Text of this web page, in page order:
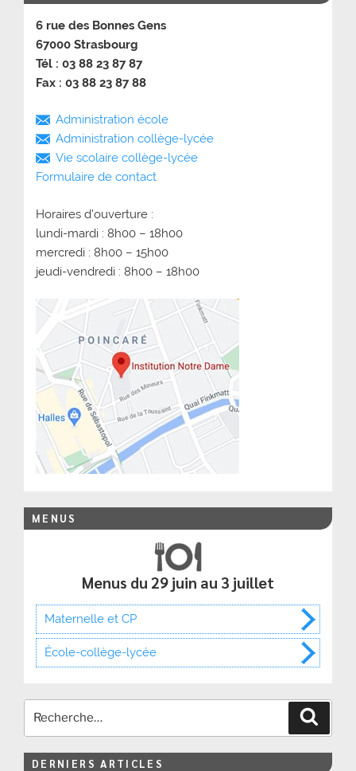
6 rue des Bonnes Gens
67000 Strasbourg
Tél : 03 88 23 87 87
Fax : 03 88 23 87 88
Administration école
Administration collège-lycée
Vie scolaire collège-lycée
Formulaire de contact
Horaires d’ouverture :
lundi-mardi : 8h00 – 18h00
mercredi : 8h00 – 15h00
jeudi-vendredi : 8h00 – 18h00
MENUS
Menus du 29 juin au 3 juillet
Maternelle et CP
École-collège-lycée
DERNIERS ARTICLES